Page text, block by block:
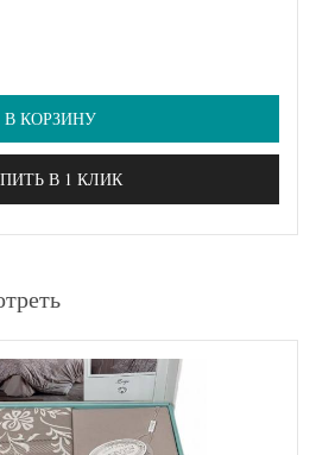
В КОРЗИНУ
В 1 КЛИК